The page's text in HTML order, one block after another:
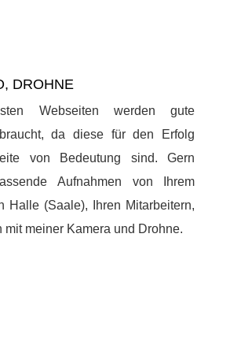
DROHNE
Webseiten werden gute
da diese für den Erfolg
von Bedeutung sind. Gern
Aufnahmen von Ihrem
Halle (Saale), Ihren Mitarbeitern,
mit meiner Kamera und Drohne.